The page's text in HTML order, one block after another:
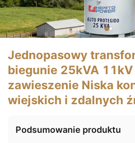
Jednopasowy
biegunie 25kVA
zawieszenie Niska
wiejskich i zdalnych
Podsumowanie produktu